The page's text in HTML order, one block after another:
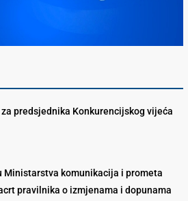
predsjednika Konkurencijskog vijeća
Ministarstva komunikacija i prometa
pravilnika o izmjenama i dopunama